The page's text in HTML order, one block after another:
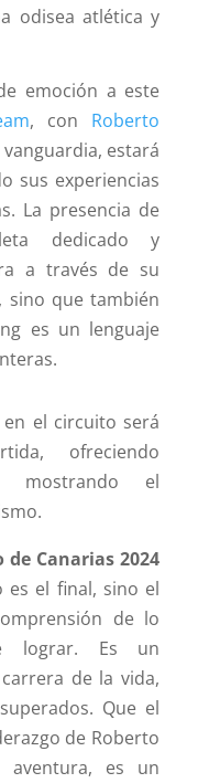
odisea atlética y
emoción a este
, con Roberto
vanguardia, estará
sus experiencias
La presencia de
dedicado y
a través de su
sino que también
es un lenguaje
el circuito será
ofreciendo
mostrando el
de Canarias 2024
el final, sino el
de lo
lograr. Es un
de la vida,
Que el
de Roberto
aventura, es un